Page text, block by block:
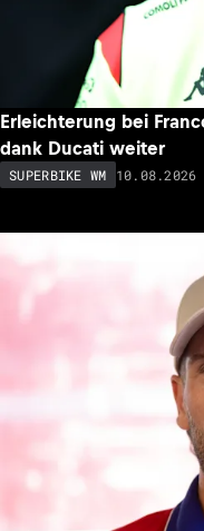
Erleichterung bei
dank Ducati weiter
SUPERBIKE WM